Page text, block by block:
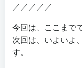
／／／／／
今回は、ここまで
次回は、いよいよ
す。